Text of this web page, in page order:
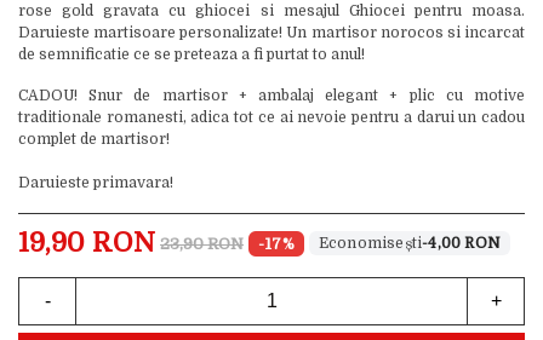
rose gold gravata cu ghiocei si mesajul Ghiocei pentru moasa.
Daruieste martisoare personalizate! Un martisor norocos si incarcat
de semnificatie ce se preteaza a fi purtat to anul!
CADOU! Snur de martisor + ambalaj elegant + plic cu motive
traditionale romanesti, adica tot ce ai nevoie pentru a darui un cadou
complet de martisor!
Daruieste primavara!
19,90 RON 23,90 RON -17% -4,00 RON
- +